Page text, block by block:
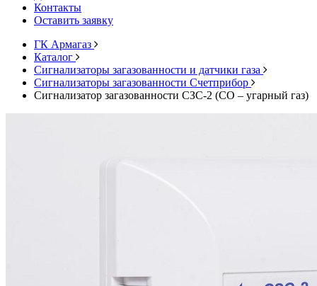
Контакты
Оставить заявку
ГК Армагаз
Каталог
Cигнализаторы загазованности и датчики газа
Сигнализаторы загазованности Счетприбор
Сигнализатор загазованности СЗС-2 (СО – угарный газ)